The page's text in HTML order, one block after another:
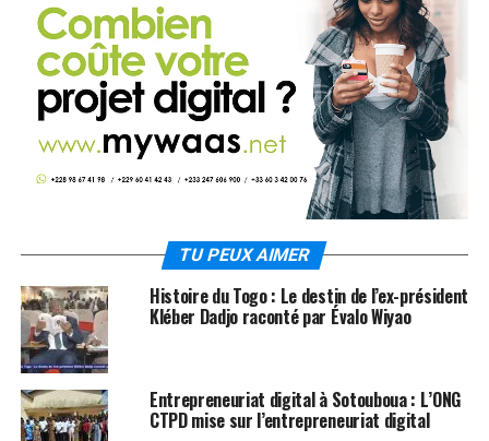
TU PEUX AIMER
Histoire du Togo : Le destin de l’ex-président
Kléber Dadjo raconté par Évalo Wiyao
Entrepreneuriat digital à Sotouboua : L’ONG
CTPD mise sur l’entrepreneuriat digital